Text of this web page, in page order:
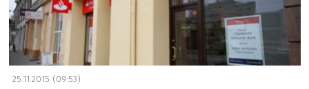
25.11.2015 (09:53)